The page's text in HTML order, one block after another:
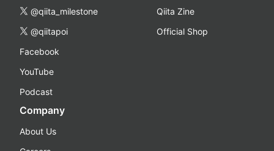
@qiita_milestone
@qiitapoi
Facebook
YouTube
Podcast
Qiita Zine
Official Shop
Company
About Us